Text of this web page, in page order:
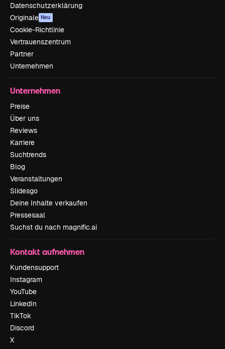
Datenschutzerklärung
Originale Neu
Cookie-Richtlinie
Vertrauenszentrum
Partner
Unternehmen
Unternehmen
Preise
Über uns
Reviews
Karriere
Suchtrends
Blog
Veranstaltungen
Slidesgo
Deine Inhalte verkaufen
Pressesaal
Suchst du nach magnific.ai
Kontakt aufnehmen
Kundensupport
Instagram
YouTube
LinkedIn
TikTok
Discord
X